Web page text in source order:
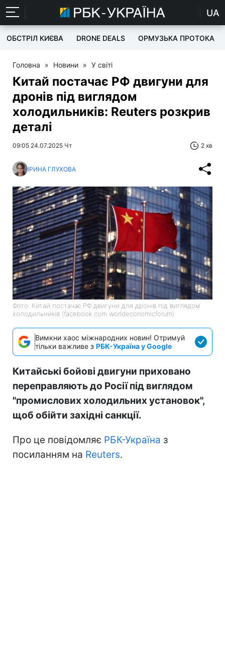
UA
ОБСТРІЛ КИЄВА DRONE DEALS ОРМУЗЬКА ПРОТОКА
Головна » Новини » У світі
Китай постачає РФ двигуни для
дронів під виглядом
холодильників: Reuters розкрив
деталі
09:05 24.07.2025 Чт 2 хв
ІРИНА ГЛУХОВА
Фото: Китай постачає РФ двигуни для дронів під виглядом
холодильників (facebook com worldeconomicforum)
Вимкни хаос міжнародних новин! Отримуй
тільки важливе з РБК-Україна у Google
Китайські бойові двигуни приховано
переправляють до Росії під виглядом
"промислових холодильних установок",
щоб обійти західні санкції.
Про це повідомляє РБК-Україна з
посиланням на Reuters.